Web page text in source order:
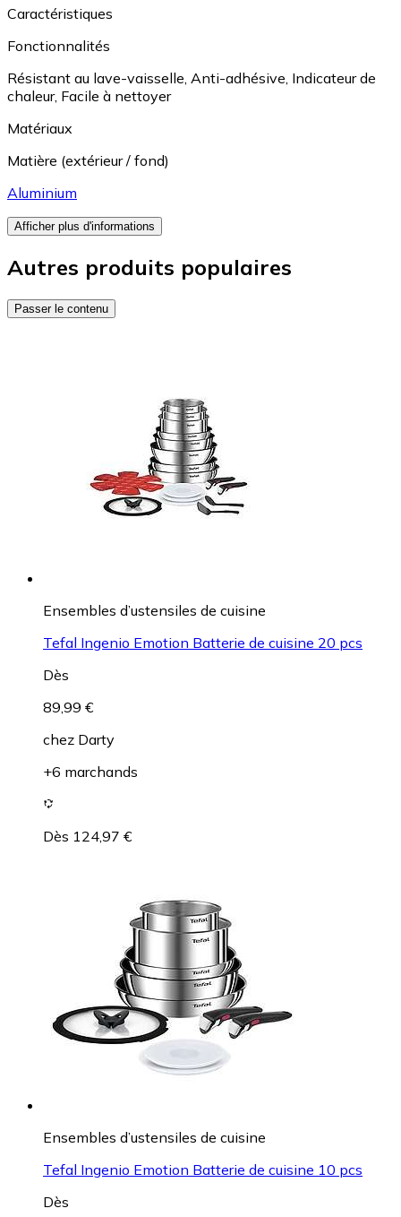
Caractéristiques
Fonctionnalités
Résistant au lave-vaisselle, Anti-adhésive, Indicateur de
chaleur, Facile à nettoyer
Matériaux
Matière (extérieur / fond)
Aluminium
Afficher plus d'informations
Autres produits populaires
Passer le contenu
Ensembles d’ustensiles de cuisine
Tefal Ingenio Emotion Batterie de cuisine 20 pcs
Dès
89,99 €
chez Darty
+6 marchands
Dès 124,97 €
Ensembles d’ustensiles de cuisine
Tefal Ingenio Emotion Batterie de cuisine 10 pcs
Dès